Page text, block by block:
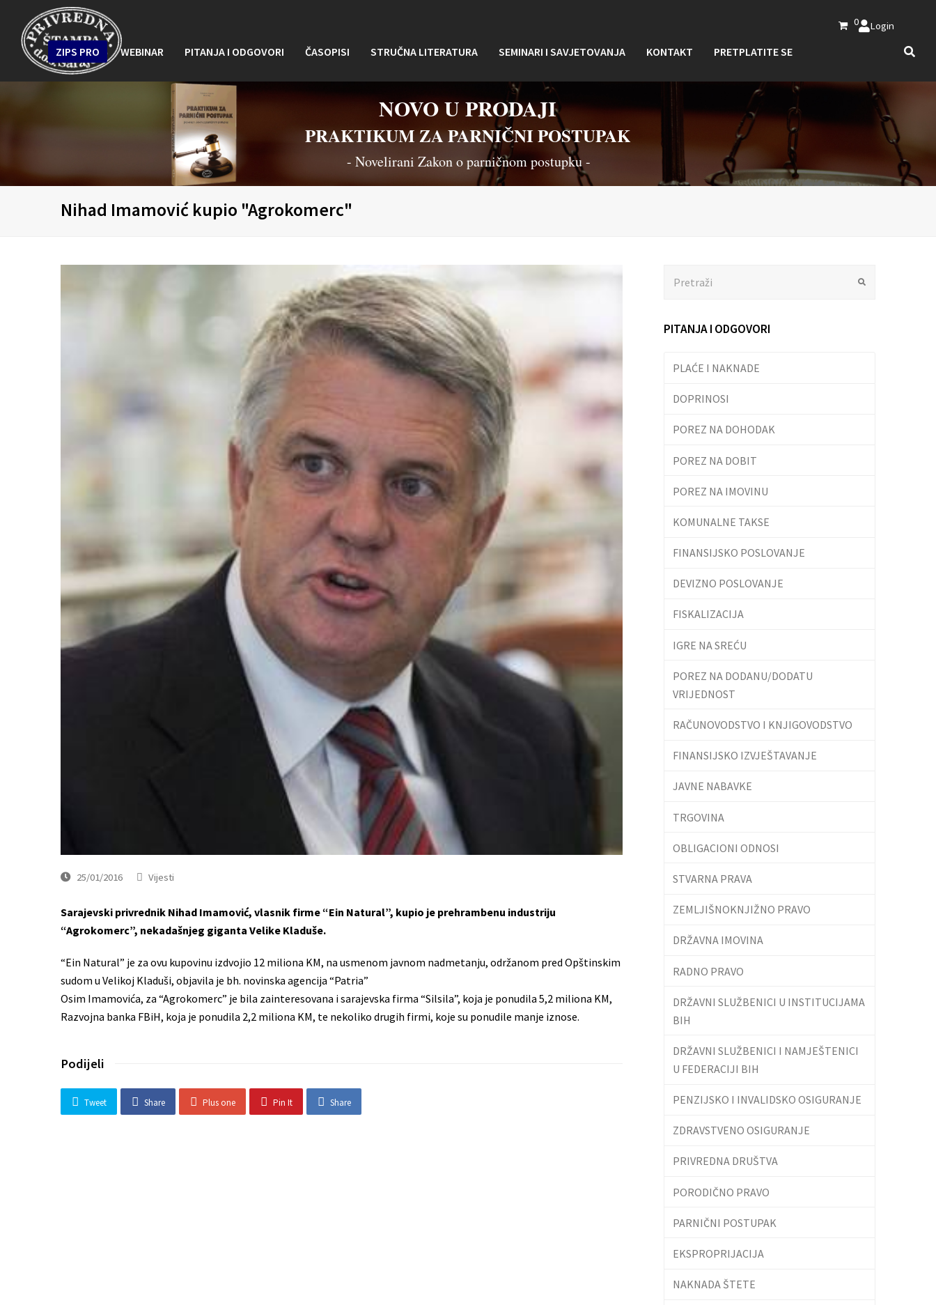
0 Login
ZIPS PRO WEBINAR PITANJA I ODGOVORI ČASOPISI STRUČNA LITERATURA SEMINARI I SAVJETOVANJA KONTAKT PRETPLATITE SE
NOVO U PRODAJI
PRAKTIKUM ZA PARNIČNI POSTUPAK
- Novelirani Zakon o parničnom postupku -
Nihad Imamović kupio "Agrokomerc"
25/01/2016 Vijesti
Sarajevski privrednik Nihad Imamović, vlasnik firme “Ein Natural”, kupio je prehrambenu industriju
“Agrokomerc”, nekadašnjeg giganta Velike Kladuše.
“Ein Natural” je za ovu kupovinu izdvojio 12 miliona KM, na usmenom javnom nadmetanju, održanom pred Opštinskim
sudom u Velikoj Kladuši, objavila je bh. novinska agencija “Patria”
Osim Imamovića, za “Agrokomerc” je bila zainteresovana i sarajevska firma “Silsila”, koja je ponudila 5,2 miliona KM,
Razvojna banka FBiH, koja je ponudila 2,2 miliona KM, te nekoliko drugih firmi, koje su ponudile manje iznose.
Podijeli
Tweet Share Plus one Pin It Share
PITANJA I ODGOVORI
PLAĆE I NAKNADE
DOPRINOSI
POREZ NA DOHODAK
POREZ NA DOBIT
POREZ NA IMOVINU
KOMUNALNE TAKSE
FINANSIJSKO POSLOVANJE
DEVIZNO POSLOVANJE
FISKALIZACIJA
IGRE NA SREĆU
POREZ NA DODANU/DODATU
VRIJEDNOST
RAČUNOVODSTVO I KNJIGOVODSTVO
FINANSIJSKO IZVJEŠTAVANJE
JAVNE NABAVKE
TRGOVINA
OBLIGACIONI ODNOSI
STVARNA PRAVA
ZEMLJIŠNOKNJIŽNO PRAVO
DRŽAVNA IMOVINA
RADNO PRAVO
DRŽAVNI SLUŽBENICI U INSTITUCIJAMA
BIH
DRŽAVNI SLUŽBENICI I NAMJEŠTENICI
U FEDERACIJI BIH
PENZIJSKO I INVALIDSKO OSIGURANJE
ZDRAVSTVENO OSIGURANJE
PRIVREDNA DRUŠTVA
PORODIČNO PRAVO
PARNIČNI POSTUPAK
EKSPROPRIJACIJA
NAKNADA ŠTETE